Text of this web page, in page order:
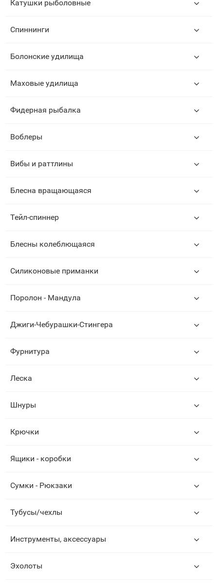
Катушки рыболовные
Спиннинги
Болонские удилища
Маховые удилища
Фидерная рыбалка
Воблеры
Вибы и раттлины
Блесна вращающаяся
Тейл-спиннер
Блесны колеблющаяся
Силиконовые приманки
Поролон - Мандула
Джиги-Чебурашки-Стингера
Фурнитура
Леска
Шнуры
Крючки
Ящики - коробки
Сумки - Рюкзаки
Тубусы/чехлы
Инструменты, аксессуары
Эхолоты